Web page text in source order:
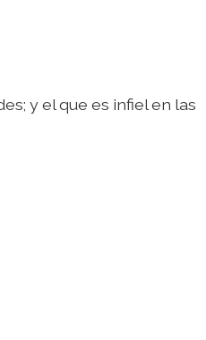
y el que es infiel en las